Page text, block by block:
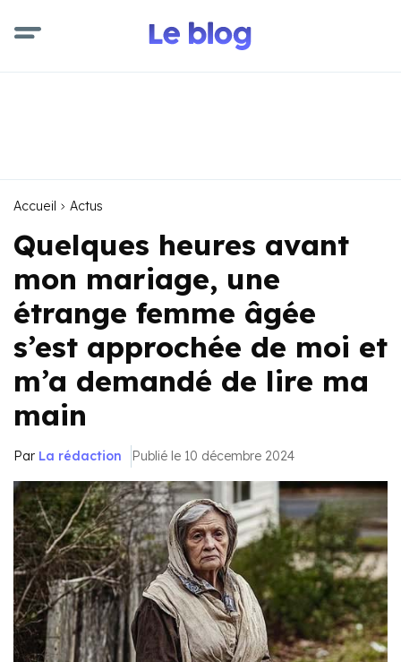
Accueil Actus
Quelques heures avant
mon mariage, une
étrange femme âgée
s’est approchée de moi et
m’a demandé de lire ma
main
Par La rédaction Publié le 10 décembre 2024